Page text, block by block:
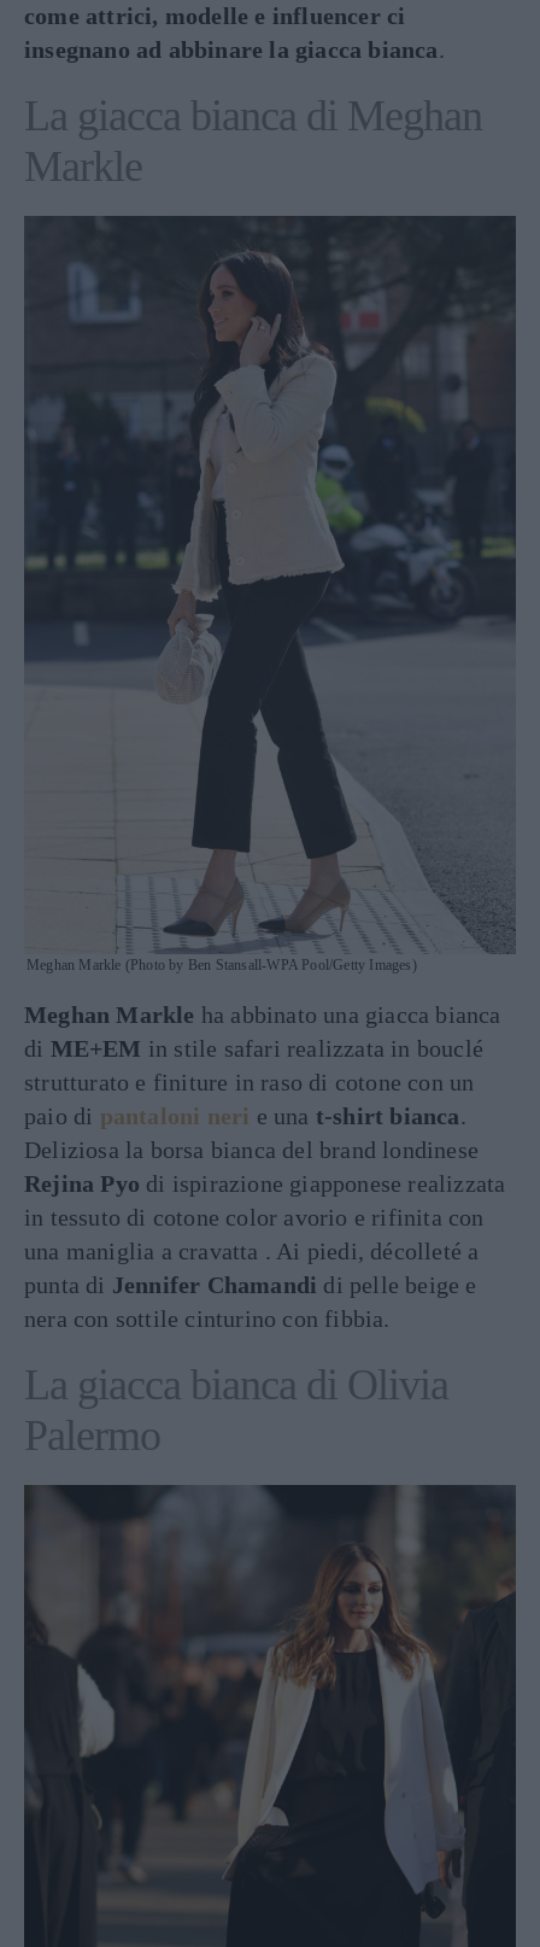
come attrici, modelle e influencer ci
insegnano ad abbinare la giacca bianca.
La giacca bianca di Meghan
Markle
Meghan Markle (Photo by Ben Stansall-WPA Pool/Getty Images)
Meghan Markle ha abbinato una giacca bianca
di ME+EM in stile safari realizzata in bouclé
strutturato e finiture in raso di cotone con un
paio di pantaloni neri e una t-shirt bianca.
Deliziosa la borsa bianca del brand londinese
Rejina Pyo di ispirazione giapponese realizzata
in tessuto di cotone color avorio e rifinita con
una maniglia a cravatta . Ai piedi, décolleté a
punta di Jennifer Chamandi di pelle beige e
nera con sottile cinturino con fibbia.
La giacca bianca di Olivia
Palermo